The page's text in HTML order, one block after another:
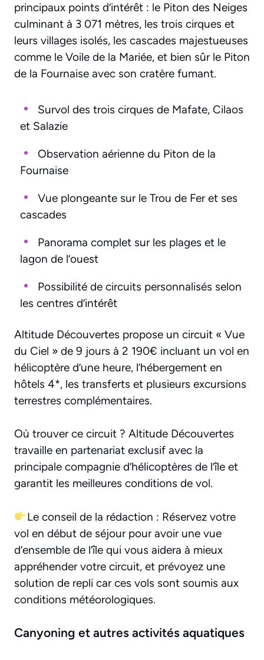
principaux points d’intérêt : le Piton des Neiges
culminant à 3 071 mètres, les trois cirques et
leurs villages isolés, les cascades majestueuses
comme le Voile de la Mariée, et bien sûr le Piton
de la Fournaise avec son cratère fumant.
Survol des trois cirques de Mafate, Cilaos
et Salazie
Observation aérienne du Piton de la
Fournaise
Vue plongeante sur le Trou de Fer et ses
cascades
Panorama complet sur les plages et le
lagon de l’ouest
Possibilité de circuits personnalisés selon
les centres d’intérêt
Altitude Découvertes propose un circuit « Vue
du Ciel » de 9 jours à 2 190€ incluant un vol en
hélicoptère d’une heure, l’hébergement en
hôtels 4*, les transferts et plusieurs excursions
terrestres complémentaires.
Où trouver ce circuit ? Altitude Découvertes
travaille en partenariat exclusif avec la
principale compagnie d’hélicoptères de l’île et
garantit les meilleures conditions de vol.
Le conseil de la rédaction : Réservez votre
vol en début de séjour pour avoir une vue
d’ensemble de l’île qui vous aidera à mieux
appréhender votre circuit, et prévoyez une
solution de repli car ces vols sont soumis aux
conditions météorologiques.
Canyoning et autres activités aquatiques